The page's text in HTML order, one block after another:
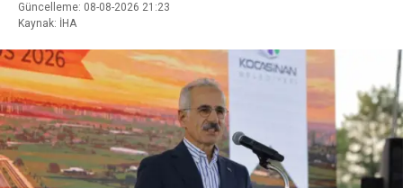
Güncelleme: 08-08-2026 21:23
Kaynak: İHA